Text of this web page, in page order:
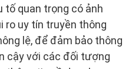
tố quan trọng có ảnh
ro uy tín truyền thông
lệ, để đảm bảo thông
cậy với các đối tượng